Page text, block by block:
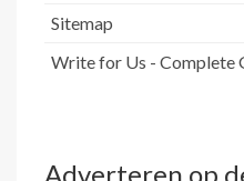
Sitemap
Write for Us - Complete
Adverteren op